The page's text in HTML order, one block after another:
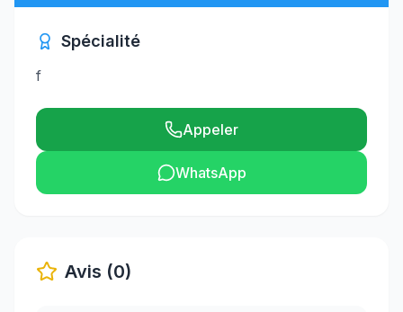
Spécialité
f
Appeler
WhatsApp
Avis (0)